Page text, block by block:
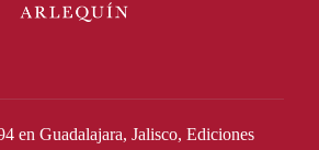
en Guadalajara, Jalisco, Ediciones